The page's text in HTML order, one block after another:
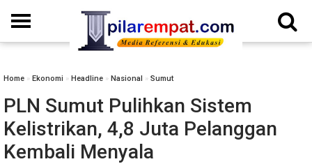
Home » Ekonomi » Headline » Nasional » Sumut
PLN Sumut Pulihkan Sistem
Kelistrikan, 4,8 Juta Pelanggan
Kembali Menyala